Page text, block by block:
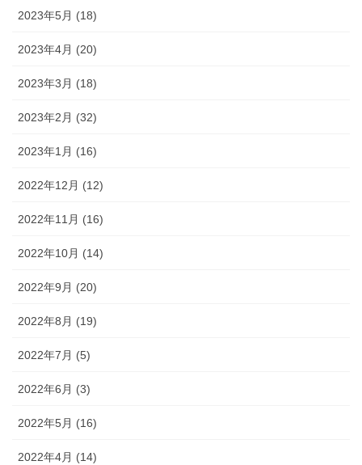
2023年5月 (18)
2023年4月 (20)
2023年3月 (18)
2023年2月 (32)
2023年1月 (16)
2022年12月 (12)
2022年11月 (16)
2022年10月 (14)
2022年9月 (20)
2022年8月 (19)
2022年7月 (5)
2022年6月 (3)
2022年5月 (16)
2022年4月 (14)